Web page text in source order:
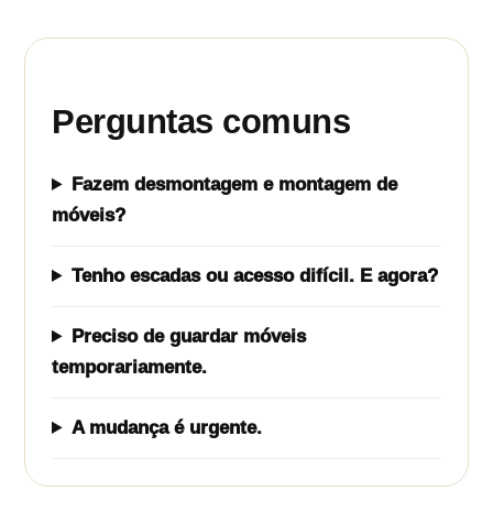
Perguntas comuns
Fazem desmontagem e montagem de
móveis?
Tenho escadas ou acesso difícil. E agora?
Preciso de guardar móveis
temporariamente.
A mudança é urgente.